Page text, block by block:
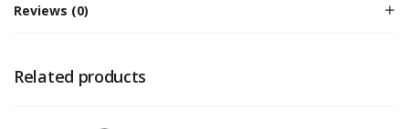
Reviews (0)
Related products